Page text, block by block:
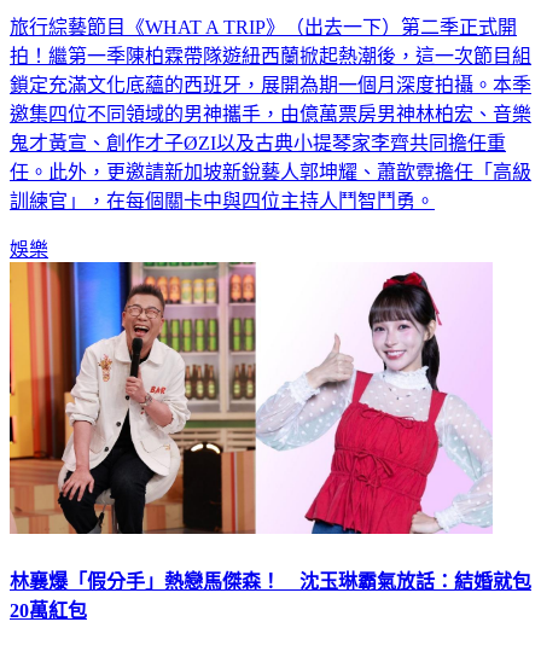
旅行綜藝節目《WHAT A TRIP》（出去一下）第二季正式開
拍！繼第一季陳柏霖帶隊遊紐西蘭掀起熱潮後，這一次節目組
鎖定充滿文化底蘊的西班牙，展開為期一個月深度拍攝。本季
邀集四位不同領域的男神攜手，由億萬票房男神林柏宏、音樂
鬼才黃宣、創作才子ØZI以及古典小提琴家李齊共同擔任重
任。此外，更邀請新加坡新銳藝人郭坤耀、蕭歆霓擔任「高級
訓練官」，在每個關卡中與四位主持人鬥智鬥勇。
娛樂
林襄爆「假分手」熱戀馬傑森！ 沈玉琳霸氣放話：結婚就包
20萬紅包